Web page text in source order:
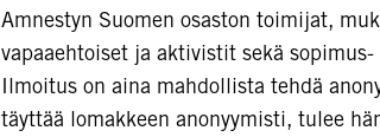
Amnestyn Suomen osaston toimijat,
vapaaehtoiset ja aktivistit sekä
Ilmoitus on aina mahdollista tehdä
täyttää lomakkeen anonyymisti, tulee